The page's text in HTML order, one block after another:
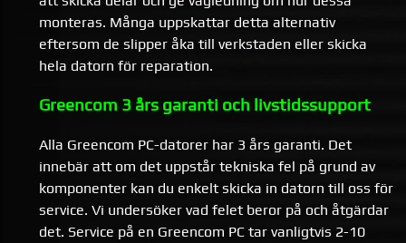
monteras. Många uppskattar detta alternativ
eftersom de slipper åka till verkstaden eller skicka
hela datorn för reparation.
Greencom 3 års garanti och livstidssupport
Alla Greencom PC-datorer har 3 års garanti. Det
innebär att om det uppstår tekniska fel på grund av
komponenter kan du enkelt skicka in datorn till oss för
service. Vi undersöker vad felet beror på och åtgärdar
det. Service på en Greencom PC tar vanligtvis 2-10